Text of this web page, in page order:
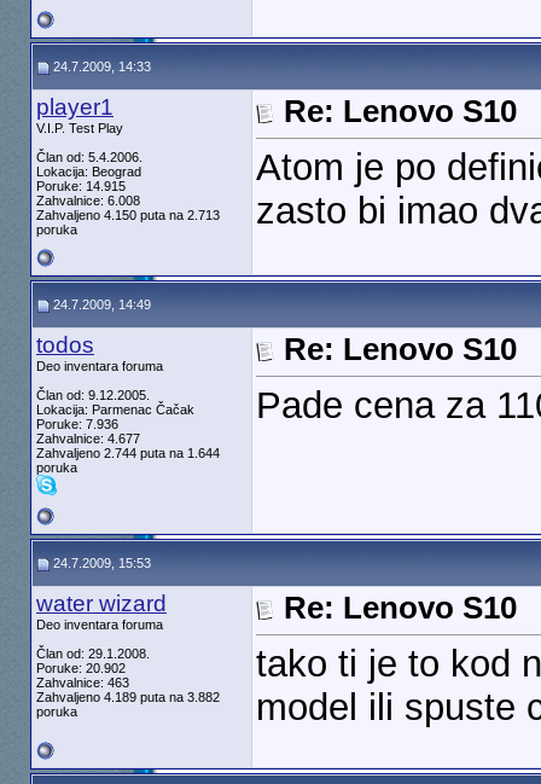
24.7.2009, 14:33
player1
V.I.P. Test Play
Član od: 5.4.2006.
Lokacija: Beograd
Poruke: 14.915
Zahvalnice: 6.008
Zahvaljeno 4.150 puta na 2.713
poruka
Re: Lenovo S10
Atom je po
zasto bi imao
24.7.2009, 14:49
todos
Deo inventara foruma
Član od: 9.12.2005.
Lokacija: Parmenac Čačak
Poruke: 7.936
Zahvalnice: 4.677
Zahvaljeno 2.744 puta na 1.644
poruka
Re: Lenovo S10
Pade cena za
24.7.2009, 15:53
water wizard
Deo inventara foruma
Član od: 29.1.2008.
Poruke: 20.902
Zahvalnice: 463
Zahvaljeno 4.189 puta na 3.882
poruka
Re: Lenovo S10
tako ti je to kod
model ili spuste